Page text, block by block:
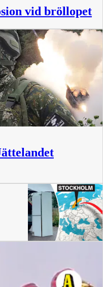
vid bröllopet